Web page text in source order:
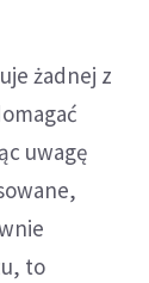
żadnej z
uwagę
to